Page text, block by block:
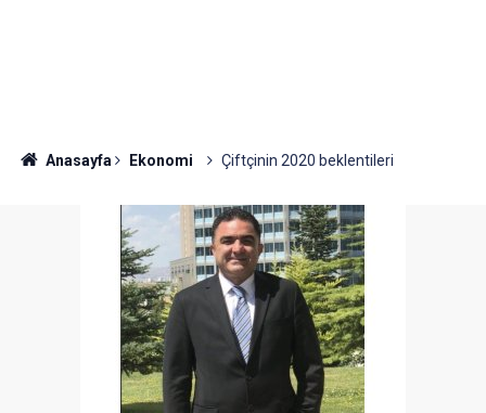
Anasayfa Ekonomi Çiftçinin 2020 beklentileri